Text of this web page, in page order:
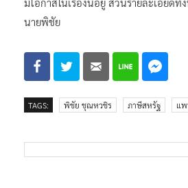
นายพิชัย
TAGS: พิชัย ชุณหวชิร ภาษีสหรัฐ แพ